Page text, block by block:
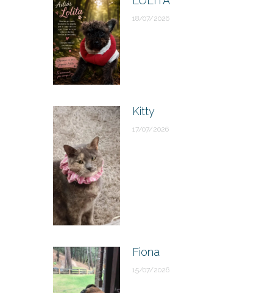
18/07/2026
Kitty
17/07/2026
Fiona
15/07/2026